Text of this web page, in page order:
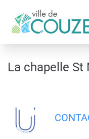
La chapelle St